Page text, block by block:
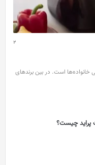
2
خانواده‌ها است. در بین برندهای
پراید چیست؟